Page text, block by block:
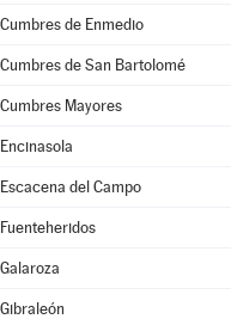
Cumbres de Enmedio
Cumbres de San Bartolomé
Cumbres Mayores
Encinasola
Escacena del Campo
Fuenteheridos
Galaroza
Gibraleón